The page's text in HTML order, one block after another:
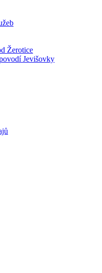
Žerotice
Jevišovky